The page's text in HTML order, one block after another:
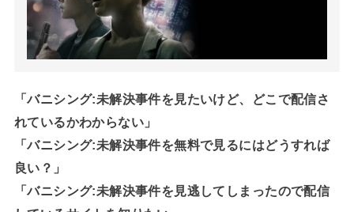
「バニシング:未解決事件を見たいけど、どこで配信さ
れているかわからない」
「バニシング:未解決事件を無料で見るにはどうすれば
良い？」
「バニシング:未解決事件を見逃してしまったので配信